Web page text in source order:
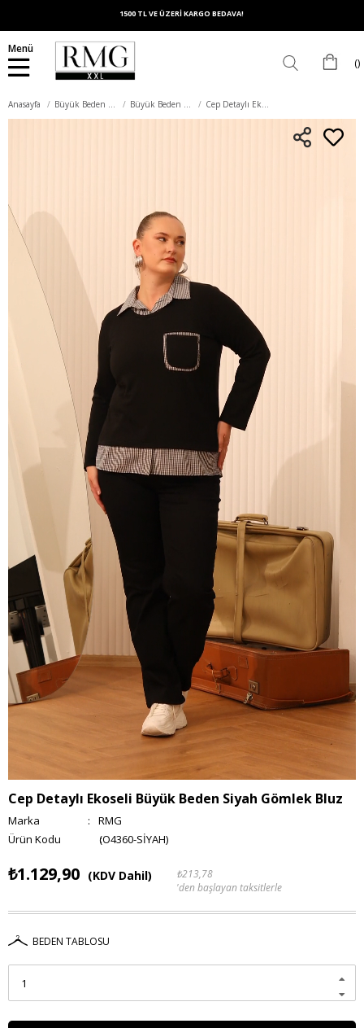
1500 TL VE ÜZERİ KARGO BEDAVA!
Menü
Anasayfa Büyük Beden Üst Giyim Büyük Beden Bluz Cep Detaylı Ekoseli Büyük Beden Siyah Gömlek Bluz
Cep Detaylı Ekoseli Büyük Beden Siyah Gömlek Bluz
Marka :
RMG
(O4360-SİYAH)
₺1.129,90 (KDV Dahil)
₺213,78
'den başlayan taksitlerle
BEDEN TABLOSU